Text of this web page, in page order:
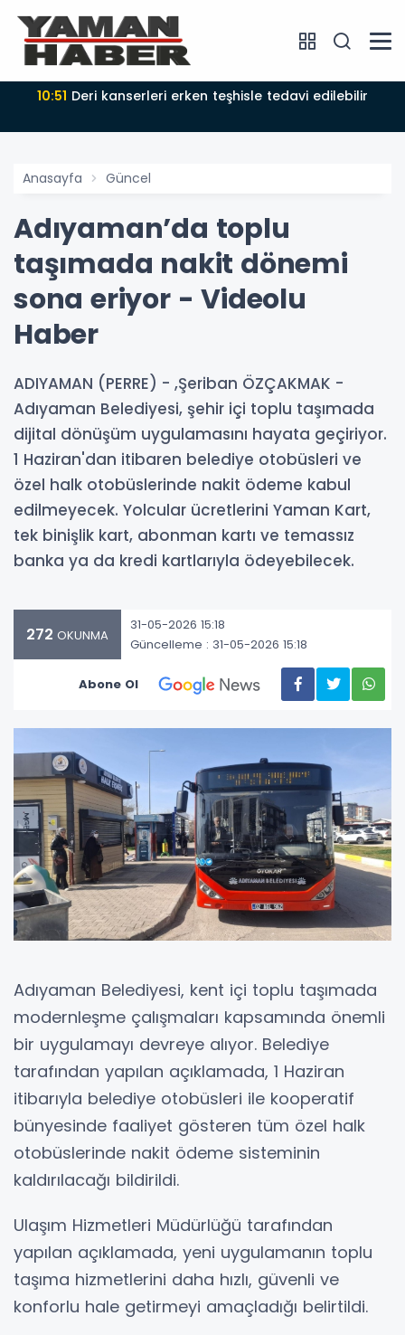
10:51 Deri kanserleri erken teşhisle tedavi edilebilir
Anasayfa Güncel
Adıyaman’da toplu
taşımada nakit dönemi
sona eriyor - Videolu
Haber
ADIYAMAN (PERRE) - ,Şeriban ÖZÇAKMAK -
Adıyaman Belediyesi, şehir içi toplu taşımada
dijital dönüşüm uygulamasını hayata geçiriyor.
1 Haziran'dan itibaren belediye otobüsleri ve
özel halk otobüslerinde nakit ödeme kabul
edilmeyecek. Yolcular ücretlerini Yaman Kart,
tek binişlik kart, abonman kartı ve temassız
banka ya da kredi kartlarıyla ödeyebilecek.
272 OKUNMA
31-05-2026 15:18
Güncelleme : 31-05-2026 15:18
Abone Ol
Adıyaman Belediyesi, kent içi toplu taşımada
modernleşme çalışmaları kapsamında önemli
bir uygulamayı devreye alıyor. Belediye
tarafından yapılan açıklamada, 1 Haziran
itibarıyla belediye otobüsleri ile kooperatif
bünyesinde faaliyet gösteren tüm özel halk
otobüslerinde nakit ödeme sisteminin
kaldırılacağı bildirildi.
Ulaşım Hizmetleri Müdürlüğü tarafından
yapılan açıklamada, yeni uygulamanın toplu
taşıma hizmetlerini daha hızlı, güvenli ve
konforlu hale getirmeyi amaçladığı belirtildi.